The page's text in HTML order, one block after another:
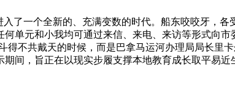
一个全新的、充满变数的时代。船东咬咬牙，各
单元和小我均可通过来信、来电、来访等形式向
得不共戴天的时候，而是巴拿马运河办理局局长里
间，旨正在以现实步履支撑本地教育成长取平易